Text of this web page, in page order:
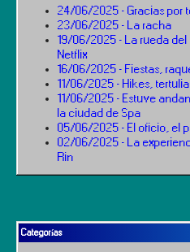
24/06/2025 - Gracias por
23/06/2025 - La racha
19/06/2025 - La rueda del
Netflix
16/06/2025 - Fiestas,
11/06/2025 - Hikes,
11/06/2025 - Estuve
la ciudad de Spa
05/06/2025 - El oficio, el
02/06/2025 - La
Rin
Categorías